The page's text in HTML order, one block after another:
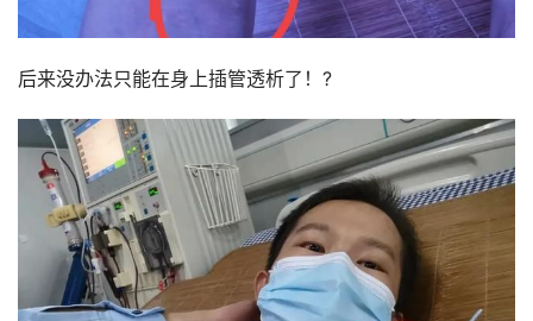
后来没办法只能在身上插管透析了！?